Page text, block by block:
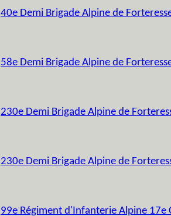
40e Demi Brigade Alpine de
58e Demi Brigade Alpine de
230e Demi Brigade Alpine de
230e Demi Brigade Alpine de
99e Régiment d'Infanterie Alpine 17e